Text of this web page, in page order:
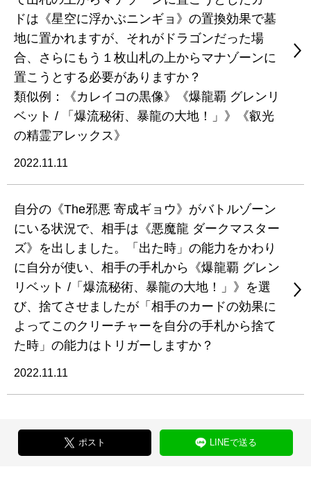
ドは《星空に浮かぶニンギョ》の置換効果で墓
地に置かれますが、それがドラゴンだった場
合、さらにもう１枚山札の上からマナゾーンに
置こうとする必要がありますか？
類似例：《カレイコの黒像》《爆龍覇 グレンリ
ベット / 「爆流秘術、暴龍の大地！」》《叡光
の精霊アレックス》
2022.11.11
自分の《The邪悪 寄成ギョウ》がバトルゾーン
にいる状況で、相手は《悪魔龍 ダークマスター
ズ》を出しました。「出た時」の能力をかわり
に自分が使い、相手の手札から《爆龍覇 グレン
リベット /「爆流秘術、暴龍の大地！」》を選
び、捨てさせましたが「相手のカードの効果に
よってこのクリーチャーを自分の手札から捨て
た時」の能力はトリガーしますか？
2022.11.11
ポスト LINEで送る